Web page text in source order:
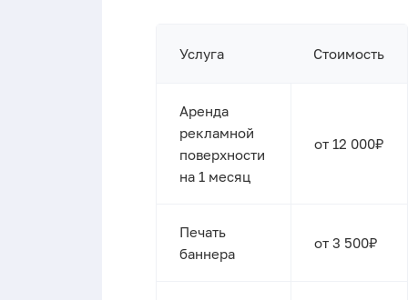
Услуга Стоимость
Аренда
рекламной
поверхности
на 1 месяц
от 12 000₽
Печать
баннера
от 3 500₽